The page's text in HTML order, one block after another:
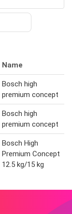
Name
Bosch high
premium concept
Bosch high
premium concept
Bosch High
Premium Concept
12.5 kg/15 kg